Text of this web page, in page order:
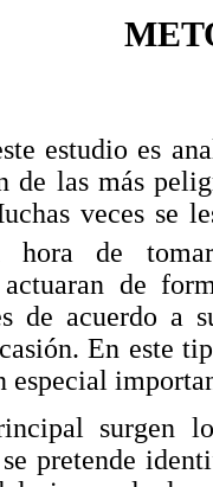
estudio es
de las más
veces se
de tomar
actuaran de
de acuerdo a
En este
especial
surgen
pretende